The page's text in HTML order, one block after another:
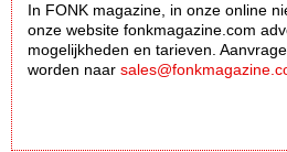
In FONK magazine, in onze online
onze website fonkmagazine.com
mogelijkheden en tarieven.
worden naar